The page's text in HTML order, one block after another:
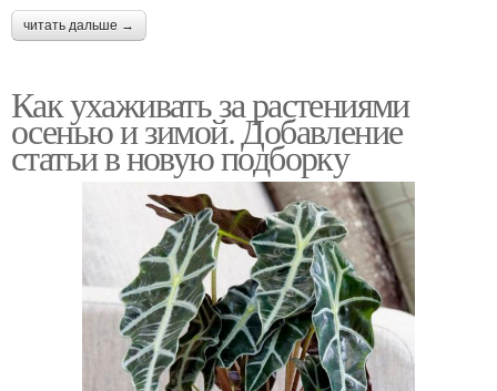
читать дальше →
Как ухаживать за растениями
осенью и зимой. Добавление
статьи в новую подборку